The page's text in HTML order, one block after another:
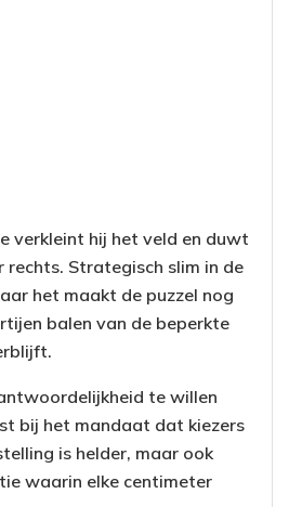
verkleint hij het veld en duwt
rechts. Strategisch slim in de
het maakt de puzzel nog
balen van de beperkte
te willen
bij het mandaat dat kiezers
is helder, maar ook
waarin elke centimeter